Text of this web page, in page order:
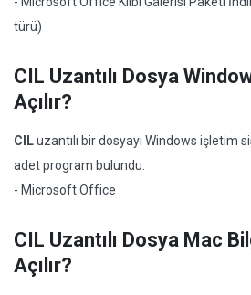
türü)
CIL Uzantılı Dosya
Açılır?
CILuzantılı bir dosyayı Windows işletim
adet program bulundu:
- Microsoft Office
CIL Uzantılı Dosya Mac
Açılır?